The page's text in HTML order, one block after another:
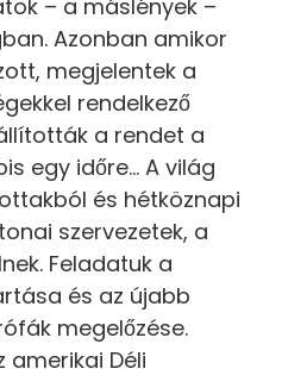
– a máslények –
Azonban amikor
megjelentek a
rendelkező
a rendet a
egy időre... A világ
és hétköznapi
szervezetek, a
Feladatuk a
és az újabb
megelőzése.
amerikai Déli